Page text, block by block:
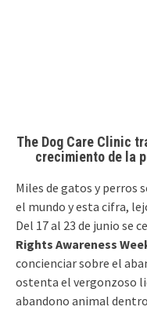
The Dog Care Clinic
crecimiento de la
Miles de gatos y perros
el mundo y esta cifra,
Del 17 al 23 de junio se
Rights Awareness
concienciar sobre el
ostenta el vergonzoso
abandono animal